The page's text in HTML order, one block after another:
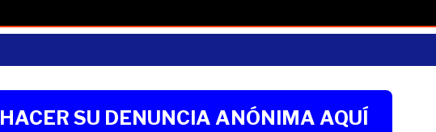
HACER SU DENUNCIA ANÓNIMA AQUÍ